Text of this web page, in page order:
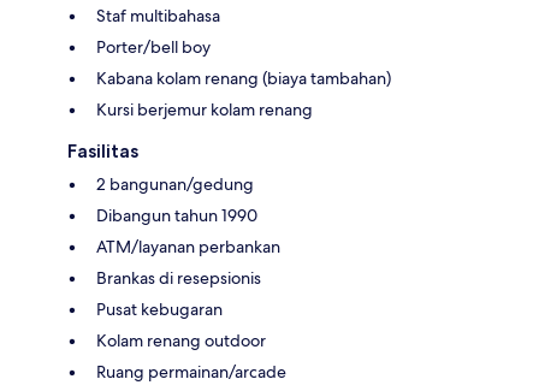
Staf multibahasa
Porter/bell boy
Kabana kolam renang (biaya tambahan)
Kursi berjemur kolam renang
Fasilitas
2 bangunan/gedung
Dibangun tahun 1990
ATM/layanan perbankan
Brankas di resepsionis
Pusat kebugaran
Kolam renang outdoor
Ruang permainan/arcade